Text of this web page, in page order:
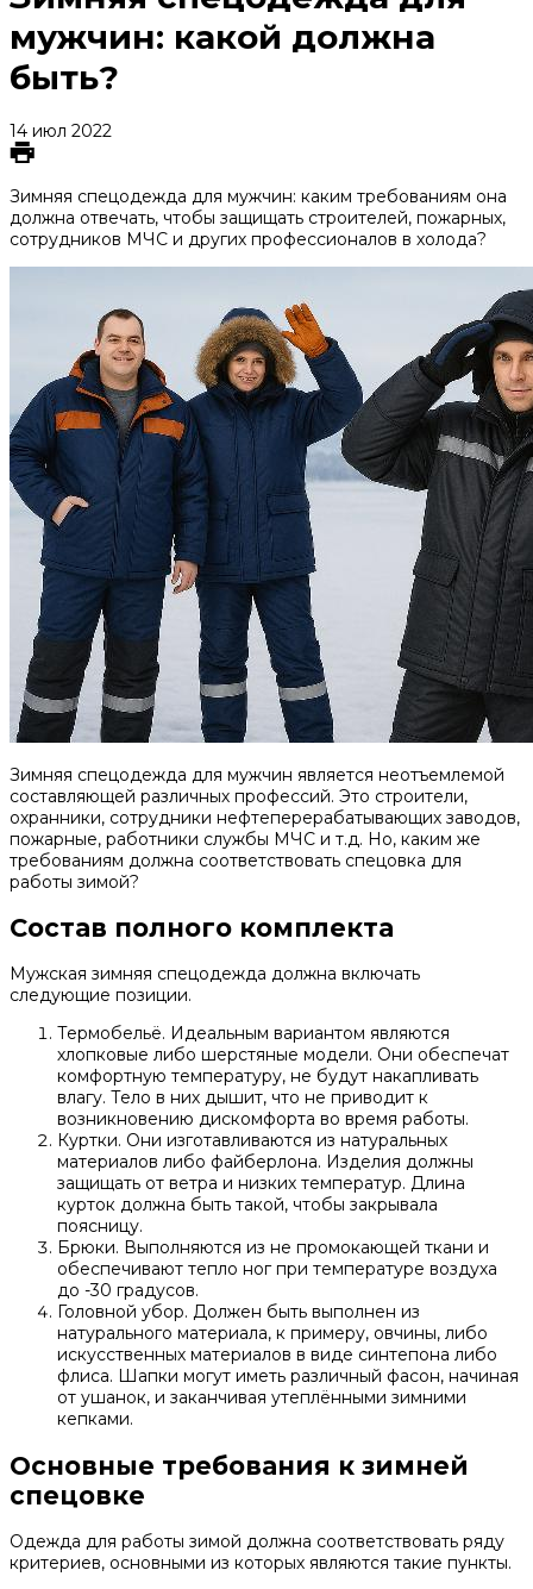
мужчин: какой должна
быть?
14 июл 2022
Зимняя спецодежда для мужчин: каким требованиям она
должна отвечать, чтобы защищать строителей, пожарных,
сотрудников МЧС и других профессионалов в холода?
Зимняя спецодежда для мужчин является неотъемлемой
составляющей различных профессий. Это строители,
охранники, сотрудники нефтеперерабатывающих заводов,
пожарные, работники службы МЧС и т.д. Но, каким же
требованиям должна соответствовать спецовка для
работы зимой?
Состав полного комплекта
Мужская зимняя спецодежда должна включать
следующие позиции.
Термобельё. Идеальным вариантом являются
хлопковые либо шерстяные модели. Они обеспечат
комфортную температуру, не будут накапливать
влагу. Тело в них дышит, что не приводит к
возникновению дискомфорта во время работы.
Куртки. Они изготавливаются из натуральных
материалов либо файберлона. Изделия должны
защищать от ветра и низких температур. Длина
курток должна быть такой, чтобы закрывала
поясницу.
Брюки. Выполняются из не промокающей ткани и
обеспечивают тепло ног при температуре воздуха
до -30 градусов.
Головной убор. Должен быть выполнен из
натурального материала, к примеру, овчины, либо
искусственных материалов в виде синтепона либо
флиса. Шапки могут иметь различный фасон, начиная
от ушанок, и заканчивая утеплёнными зимними
кепками.
Основные требования к зимней
спецовке
Одежда для работы зимой должна соответствовать ряду
критериев, основными из которых являются такие пункты.